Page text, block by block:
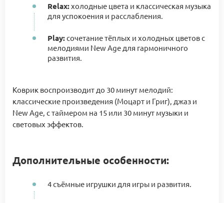
Relax:холодные цвета и классическая музыка
для успокоения и расслабления.
Play:сочетание тёплых и холодных цветов с
мелодиями New Age для гармоничного
развития.
Коврик воспроизводит до 30 минут мелодий:
классические произведения (Моцарт и Григ), джаз и
New Age, с таймером на 15 или 30 минут музыки и
световых эффектов.
Дополнительные особенности:
4 съёмные игрушки для игры и развития.